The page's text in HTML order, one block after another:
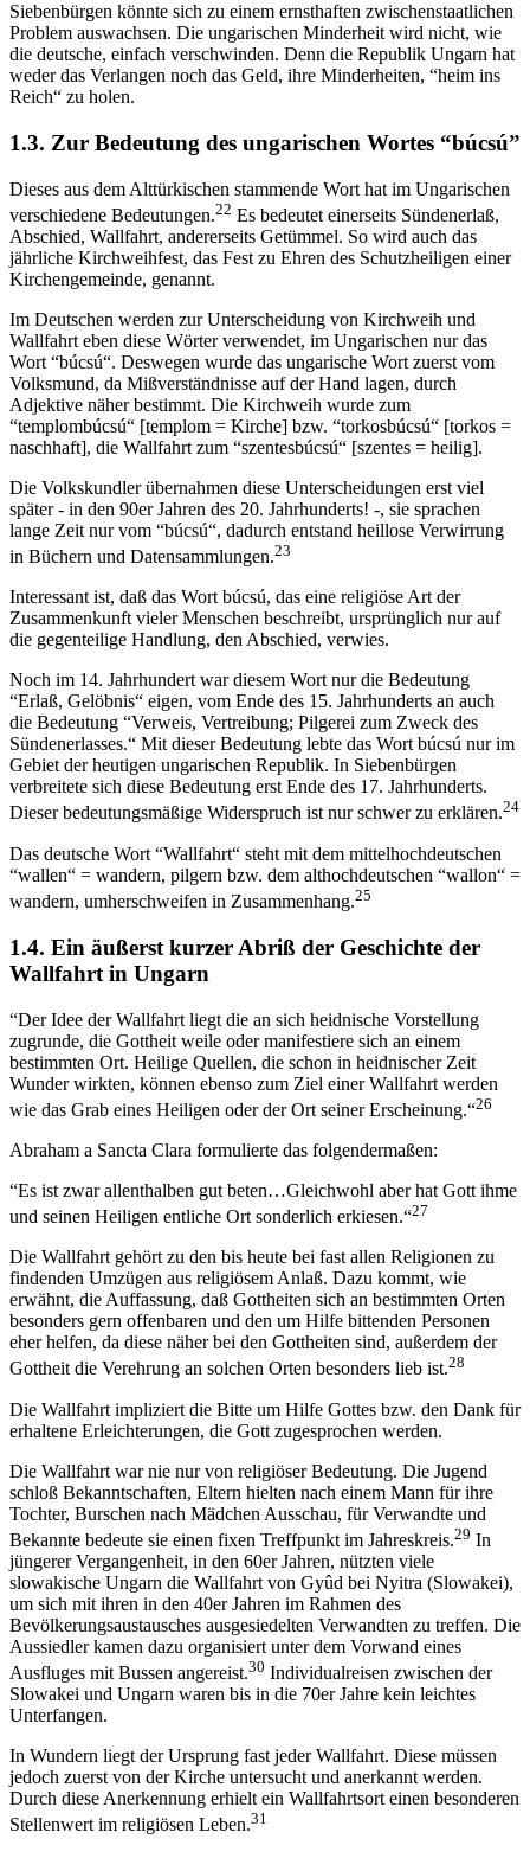
Siebenbürgen könnte sich zu einem ernsthaften zwischenstaatlichen
Problem auswachsen. Die ungarischen Minderheit wird nicht, wie
die deutsche, einfach verschwinden. Denn die Republik Ungarn hat
weder das Verlangen noch das Geld, ihre Minderheiten, “heim ins
Reich“ zu holen.
1.3. Zur Bedeutung des ungarischen Wortes “búcsú”
Dieses aus dem Alttürkischen stammende Wort hat im Ungarischen
verschiedene Bedeutungen.22 Es bedeutet einerseits Sündenerlaß,
Abschied, Wallfahrt, andererseits Getümmel. So wird auch das
jährliche Kirchweihfest, das Fest zu Ehren des Schutzheiligen einer
Kirchengemeinde, genannt.
Im Deutschen werden zur Unterscheidung von Kirchweih und
Wallfahrt eben diese Wörter verwendet, im Ungarischen nur das
Wort “búcsú“. Deswegen wurde das ungarische Wort zuerst vom
Volksmund, da Mißverständnisse auf der Hand lagen, durch
Adjektive näher bestimmt. Die Kirchweih wurde zum
“templombúcsú“ [templom = Kirche] bzw. “torkosbúcsú“ [torkos =
naschhaft], die Wallfahrt zum “szentesbúcsú“ [szentes = heilig].
Die Volkskundler übernahmen diese Unterscheidungen erst viel
später - in den 90er Jahren des 20. Jahrhunderts! -, sie sprachen
lange Zeit nur vom “búcsú“, dadurch entstand heillose Verwirrung
in Büchern und Datensammlungen.23
Interessant ist, daß das Wort búcsú, das eine religiöse Art der
Zusammenkunft vieler Menschen beschreibt, ursprünglich nur auf
die gegenteilige Handlung, den Abschied, verwies.
Noch im 14. Jahrhundert war diesem Wort nur die Bedeutung
“Erlaß, Gelöbnis“ eigen, vom Ende des 15. Jahrhunderts an auch
die Bedeutung “Verweis, Vertreibung; Pilgerei zum Zweck des
Sündenerlasses.“ Mit dieser Bedeutung lebte das Wort búcsú nur im
Gebiet der heutigen ungarischen Republik. In Siebenbürgen
verbreitete sich diese Bedeutung erst Ende des 17. Jahrhunderts.
Dieser bedeutungsmäßige Widerspruch ist nur schwer zu erklären.24
Das deutsche Wort “Wallfahrt“ steht mit dem mittelhochdeutschen
“wallen“ = wandern, pilgern bzw. dem althochdeutschen “wallon“ =
wandern, umherschweifen in Zusammenhang.25
1.4. Ein äußerst kurzer Abriß der Geschichte der
Wallfahrt in Ungarn
“Der Idee der Wallfahrt liegt die an sich heidnische Vorstellung
zugrunde, die Gottheit weile oder manifestiere sich an einem
bestimmten Ort. Heilige Quellen, die schon in heidnischer Zeit
Wunder wirkten, können ebenso zum Ziel einer Wallfahrt werden
wie das Grab eines Heiligen oder der Ort seiner Erscheinung.“26
Abraham a Sancta Clara formulierte das folgendermaßen:
“Es ist zwar allenthalben gut beten…Gleichwohl aber hat Gott ihme
und seinen Heiligen entliche Ort sonderlich erkiesen.“27
Die Wallfahrt gehört zu den bis heute bei fast allen Religionen zu
findenden Umzügen aus religiösem Anlaß. Dazu kommt, wie
erwähnt, die Auffassung, daß Gottheiten sich an bestimmten Orten
besonders gern offenbaren und den um Hilfe bittenden Personen
eher helfen, da diese näher bei den Gottheiten sind, außerdem der
Gottheit die Verehrung an solchen Orten besonders lieb ist.28
Die Wallfahrt impliziert die Bitte um Hilfe Gottes bzw. den Dank für
erhaltene Erleichterungen, die Gott zugesprochen werden.
Die Wallfahrt war nie nur von religiöser Bedeutung. Die Jugend
schloß Bekanntschaften, Eltern hielten nach einem Mann für ihre
Tochter, Burschen nach Mädchen Ausschau, für Verwandte und
Bekannte bedeute sie einen fixen Treffpunkt im Jahreskreis.29 In
jüngerer Vergangenheit, in den 60er Jahren, nützten viele
slowakische Ungarn die Wallfahrt von Gyûd bei Nyitra (Slowakei),
um sich mit ihren in den 40er Jahren im Rahmen des
Bevölkerungsaustausches ausgesiedelten Verwandten zu treffen. Die
Aussiedler kamen dazu organisiert unter dem Vorwand eines
Ausfluges mit Bussen angereist.30 Individualreisen zwischen der
Slowakei und Ungarn waren bis in die 70er Jahre kein leichtes
Unterfangen.
In Wundern liegt der Ursprung fast jeder Wallfahrt. Diese müssen
jedoch zuerst von der Kirche untersucht und anerkannt werden.
Durch diese Anerkennung erhielt ein Wallfahrtsort einen besonderen
Stellenwert im religiösen Leben.31